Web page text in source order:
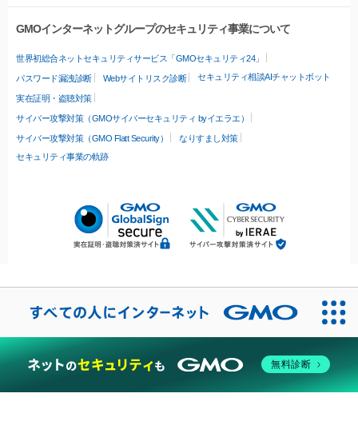
GMOインターネットグループのセキュリティ事業について
世界初総合ネットセキュリティサービス「GMOセキュリティ24」
パスワード漏洩診断 Webサイトリスク診断 セキュリティ相談AIチャットボット
実在証明・盗聴対策
サイバー攻撃対策（GMOサイバーセキュリティ byイエラエ）
サイバー攻撃対策（GMO Flatt Security）
なりすまし対策
セキュリティ事業の軌跡
無料診断